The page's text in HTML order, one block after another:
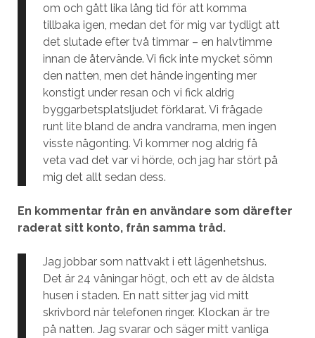
om och gått lika lång tid för att komma
tillbaka igen, medan det för mig var tydligt att
det slutade efter två timmar – en halvtimme
innan de återvände. Vi fick inte mycket sömn
den natten, men det hände ingenting mer
konstigt under resan och vi fick aldrig
byggarbetsplatsljudet förklarat. Vi frågade
runt lite bland de andra vandrarna, men ingen
visste någonting. Vi kommer nog aldrig få
veta vad det var vi hörde, och jag har stört på
mig det allt sedan dess.
En kommentar från en användare som därefter
raderat sitt konto, från samma tråd.
Jag jobbar som nattvakt i ett lägenhetshus.
Det är 24 våningar högt, och ett av de äldsta
husen i staden. En natt sitter jag vid mitt
skrivbord när telefonen ringer. Klockan är tre
på natten. Jag svarar och säger mitt vanliga